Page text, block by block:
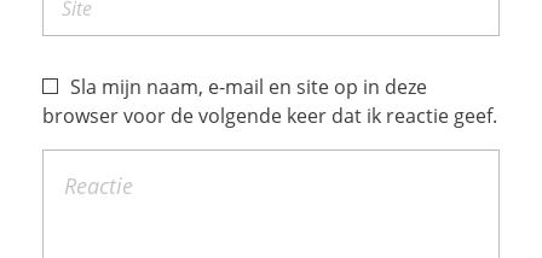
Sla mijn naam, e-mail en site op in deze
browser voor de volgende keer dat ik reactie geef.